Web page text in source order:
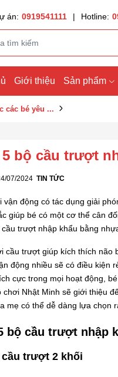
án: 0919541111 | Hotline:
Giới thiệu Sản phẩm
các bé yêu ...
5 bộ cầu trượt
07/2024 TIN TỨC
vận động có tác dụng giải
giúp bé có một cơ thể cân
cầu trượt nhập khẩu bằng
cầu trượt giúp kích thích não
động nhiều sẽ có điều kiện
cực trong mọi hoạt động,
chơi Nhật Minh sẽ giới thiệu
mẹ có thể dễ dàng lựa chọn
bộ cầu trượt nhập
cầu trượt 2 khối